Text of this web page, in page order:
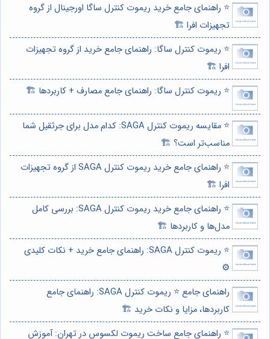
⭐️ راهنمای جامع خرید ریموت کنترل ساگا اورجینال از گروه
تجهیزات افرا 🏗️
⭐️ ریموت کنترل ساگا: راهنمای جامع خرید از گروه تجهیزات
افرا 🏗️
⭐️ ریموت کنترل ساگا: راهنمای جامع مصارف + کاربردها 🏗️
⭐️ مقایسه ریموت کنترل SAGA: کدام مدل برای جرثقیل شما
مناسب‌تر است؟ 🏗️
⭐️ راهنمای جامع خرید ریموت کنترل SAGA از گروه تجهیزات
افرا 🏗️
⭐️ راهنمای جامع خرید ریموت کنترل SAGA: بررسی کامل
مدل‌ها و کاربردها 🏗️
⭐️ ریموت کنترل SAGA: راهنمای جامع خرید + نکات کلیدی
⚙️
راهنمای جامع ⭐️ ریموت کنترل SAGA: راهنمای جامع
کاربردها، مزایا و نکات خرید 🏗️
⭐️ راهنمای جامع ساخت ریموت لکسوس در تهران: آموزش